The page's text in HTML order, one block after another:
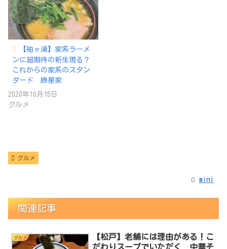
【袖ヶ浦】家系ラーメ
ンに超期待の新生現る？
これからの家系のスタン
ダード 勝星家
2020年10月15日
グルメ
グルメ
mini
関連記事
グルメ
【松戸】老舗には理由がある！こ
だわりスープでいただく 中華そ